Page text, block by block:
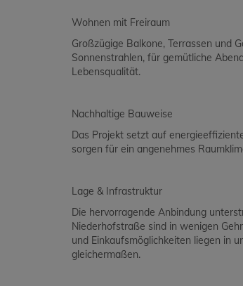
Wohnen mit Freiraum
Großzügige Balkone, Terrassen und
Sonnenstrahlen, für gemütliche
Lebensqualität.
Nachhaltige Bauweise
Das Projekt setzt auf
sorgen für ein angenehmes
Lage & Infrastruktur
Die hervorragende Anbindung
Niederhofstraße sind in wenigen
und Einkaufsmöglichkeiten liegen in
gleichermaßen.